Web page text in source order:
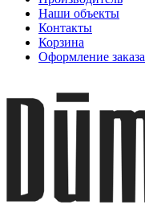
Наши объекты
Контакты
Корзина
Оформление заказа